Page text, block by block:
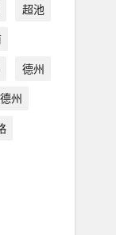
超池
德州
州